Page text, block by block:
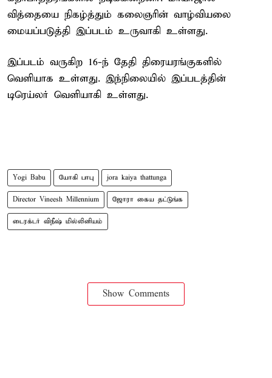
வித்தையை நிகழ்த்தும் கலைஞரின் வாழ்வியலை
மையப்படுத்தி இப்படம் உருவாகி உள்ளது.
இப்படம் வருகிற 16-ந் தேதி திரையரங்குகளில்
வெளியாக உள்ளது. இந்நிலையில் இப்படத்தின்
டிரெய்லர் வெளியாகி உள்ளது.
Yogi Babu யோகி பாபு jora kaiya thattunga
Director Vineesh Millennium ஜோரா கைய தட்டுங்க
டைரக்டர் விநீஷ் மில்லினியம்
Show Comments